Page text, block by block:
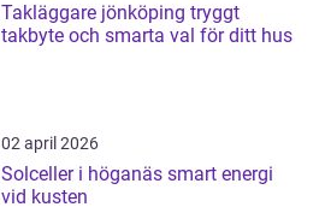
Takläggare jönköping tryggt
takbyte och smarta val för ditt hus
02 april 2026
Solceller i höganäs smart energi
vid kusten